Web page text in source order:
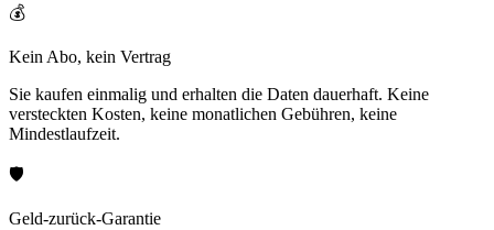
💰
Kein Abo, kein Vertrag
Sie kaufen einmalig und erhalten die Daten dauerhaft. Keine
versteckten Kosten, keine monatlichen Gebühren, keine
Mindestlaufzeit.
🛡️
Geld-zurück-Garantie